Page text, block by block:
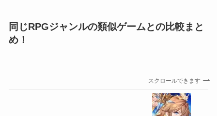
同じRPGジャンルの類似ゲームとの比較まと
め！
スクロールできます